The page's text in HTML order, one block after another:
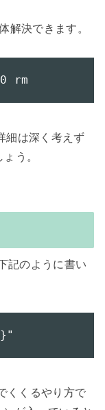
解決できます。
rm
細は深く考えず
う。
記のように書い
くくるやり方で